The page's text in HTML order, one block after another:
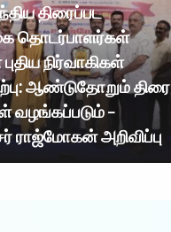
திரைப்பட
தொடர்பாளர்கள்
நிர்வாகிகள்
ஆண்டுதோறும் திரை
வழங்கப்படும் –
ராஜ்மோகன் அறிவிப்பு